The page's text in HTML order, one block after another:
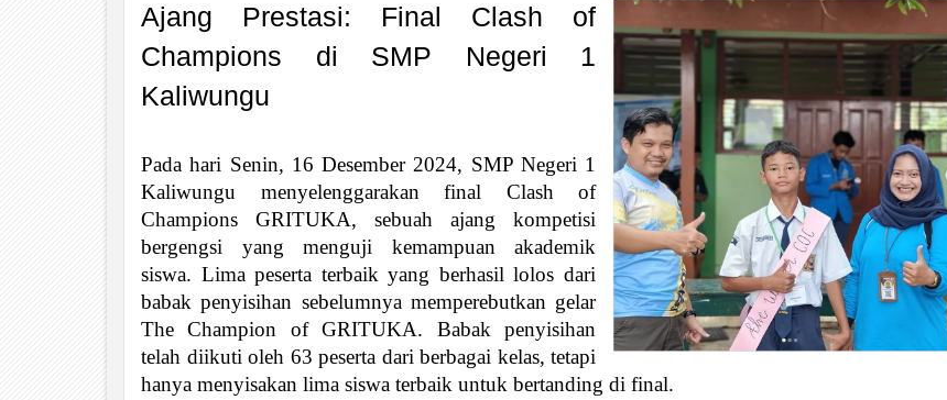
Ajang Prestasi: Final Clash of
Champions di SMP Negeri 1
Kaliwungu
Pada hari Senin, 16 Desember 2024, SMP Negeri 1
Kaliwungu menyelenggarakan final Clash of
Champions GRITUKA, sebuah ajang kompetisi
bergengsi yang menguji kemampuan akademik
siswa. Lima peserta terbaik yang berhasil lolos dari
babak penyisihan sebelumnya memperebutkan gelar
The Champion of GRITUKA. Babak penyisihan
telah diikuti oleh 63 peserta dari berbagai kelas, tetapi
hanya menyisakan lima siswa terbaik untuk bertanding di final.